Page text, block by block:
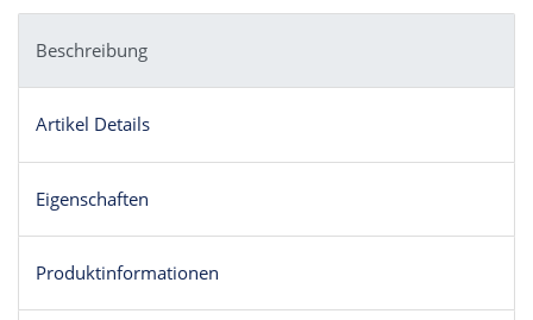
Beschreibung
Artikel Details
Eigenschaften
Produktinformationen